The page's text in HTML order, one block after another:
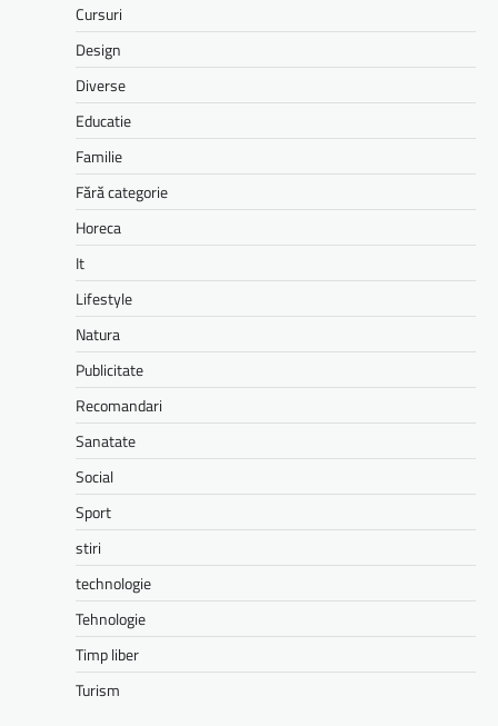
Cursuri
Design
Diverse
Educatie
Familie
Fără categorie
Horeca
It
Lifestyle
Natura
Publicitate
Recomandari
Sanatate
Social
Sport
stiri
technologie
Tehnologie
Timp liber
Turism